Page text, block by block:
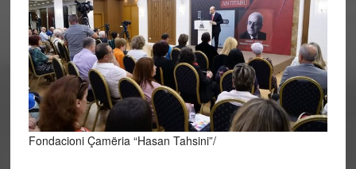
Fondacioni Çamëria “Hasan Tahsini”/